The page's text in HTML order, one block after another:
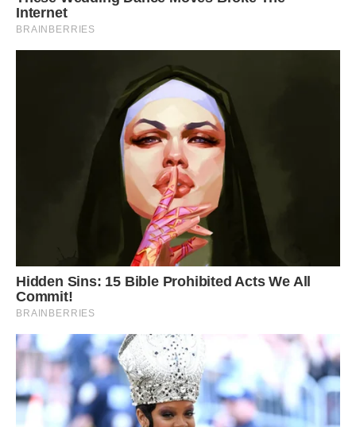
крохмаль, акуратно вмішуємо їх лопаткою.
170 градусів 30-40 хвилин. Виймаємо з форми,
До молока додати ванільний цукор, поставити на вогонь
та довести до кипіння, зняти з вогню. Жовтки
з цукровою пудрою збивати до утворення світлої маси,
додати крохмаль і продовжувати збивати до
однорідної маси. Тонкою цівкою вливаємо 100 мл
гарячого молока та знову збиваємо. Додаємо
жовткову масу до решти молока, добре вимішуємо та
ставимо знову на вогонь. Варимо до загустіння,
постійно помішуючи.